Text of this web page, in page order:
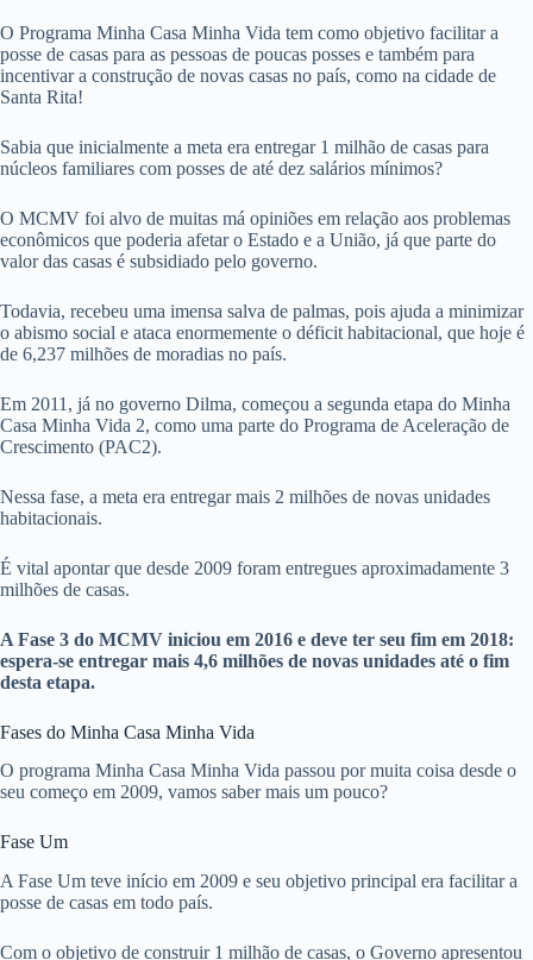
O Programa Minha Casa Minha Vida tem como objetivo facilitar a
posse de casas para as pessoas de poucas posses e também para
incentivar a construção de novas casas no país, como na cidade de
Santa Rita!
Sabia que inicialmente a meta era entregar 1 milhão de casas para
núcleos familiares com posses de até dez salários mínimos?
O MCMV foi alvo de muitas má opiniões em relação aos problemas
econômicos que poderia afetar o Estado e a União, já que parte do
valor das casas é subsidiado pelo governo.
Todavia, recebeu uma imensa salva de palmas, pois ajuda a minimizar
o abismo social e ataca enormemente o déficit habitacional, que hoje é
de 6,237 milhões de moradias no país.
Em 2011, já no governo Dilma, começou a segunda etapa do Minha
Casa Minha Vida 2, como uma parte do Programa de Aceleração de
Crescimento (PAC2).
Nessa fase, a meta era entregar mais 2 milhões de novas unidades
habitacionais.
É vital apontar que desde 2009 foram entregues aproximadamente 3
milhões de casas.
A Fase 3 do MCMV iniciou em 2016 e deve ter seu fim em 2018:
espera-se entregar mais 4,6 milhões de novas unidades até o fim
desta etapa.
Fases do Minha Casa Minha Vida
O programa Minha Casa Minha Vida passou por muita coisa desde o
seu começo em 2009, vamos saber mais um pouco?
Fase Um
A Fase Um teve início em 2009 e seu objetivo principal era facilitar a
posse de casas em todo país.
Com o objetivo de construir 1 milhão de casas, o Governo apresentou